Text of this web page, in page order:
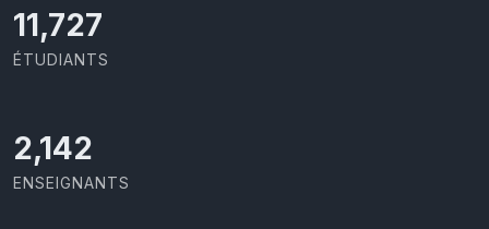
11,727
ÉTUDIANTS
2,142
ENSEIGNANTS